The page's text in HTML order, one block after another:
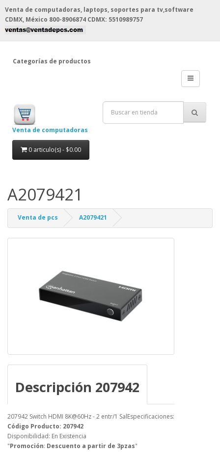
Venta de computadoras, laptops, soportes para tv,software
CDMX, México 800-8906874 CDMX: 5510989757
Categorías de productos
Venta de computadoras
0 articulo(s) - $0.00
A2079421
Venta de pcs A2079421
Descripción 207942
207942 Switch HDMI 8K@60Hz - 2 entr/1 SalEspecificaciones:
Código Producto: 207942
Disponibilidad: En Existencia
"Promoción: Descuento a partir de 3pzas"